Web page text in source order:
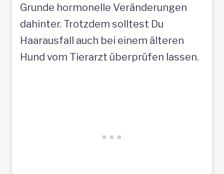
Grunde hormonelle Veränderungen
dahinter. Trotzdem solltest Du
Haarausfall auch bei einem älteren
Hund vom Tierarzt überprüfen lassen.